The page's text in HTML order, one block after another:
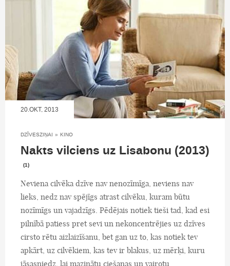
20.OKT, 2013
DZĪVESZIŅAI » KINO
Nakts vilciens uz Lisabonu (2013)
(1)
Neviena cilvēka dzīve nav nenozīmīga, neviens nav
lieks, nedz nav spējīgs atrast cilvēku, kuram būtu
nozīmīgs un vajadzīgs. Pēdējais notiek tieši tad, kad esi
pilnībā patiess pret sevi un nekoncentrējies uz dzīves
cirsto rētu aizlaizīšanu, bet gan uz to, kas notiek tev
apkārt, uz cilvēkiem, kas tev ir blakus, uz mērķi, kuru
jāsasniedz, lai mazinātu ciešanas un vairotu